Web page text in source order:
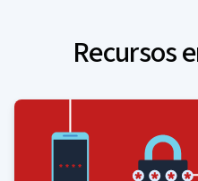
Recursos